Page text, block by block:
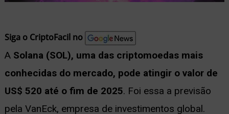
Siga o CriptoFacil no
A Solana (SOL), uma das criptomoedas mais
conhecidas do mercado, pode atingir o valor de
US$ 520 até o fim de 2025. Foi essa a previsão
pela VanEck, empresa de investimentos global.